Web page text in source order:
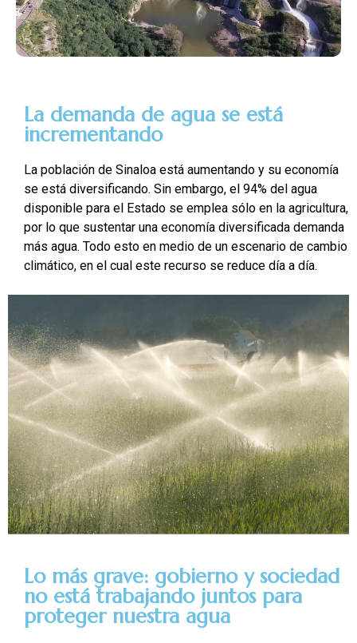
La demanda de agua se está
incrementando
La población de Sinaloa está aumentando y su economía
se está diversificando. Sin embargo, el 94% del agua
disponible para el Estado se emplea sólo en la agricultura,
por lo que sustentar una economía diversificada demanda
más agua. Todo esto en medio de un escenario de cambio
climático, en el cual este recurso se reduce día a día.
Lo más grave: gobierno y sociedad
no está trabajando juntos para
proteger nuestra agua